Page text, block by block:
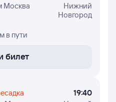
Москва
Нижний
Новгород
в пути
билет
19:40